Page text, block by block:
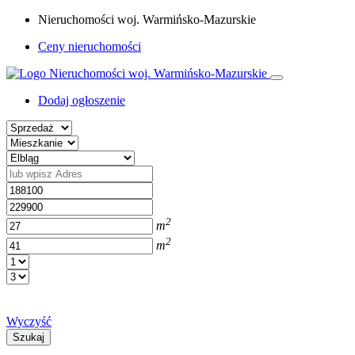
Nieruchomości woj. Warmińsko-Mazurskie
Ceny nieruchomości
Dodaj ogłoszenie
m2
m2
Wyczyść
Szukaj